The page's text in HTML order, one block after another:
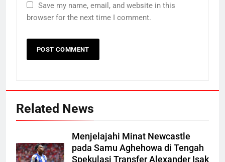
Save my name, email, and website in this
browser for the next time I comment.
Related News
Menjelajahi Minat Newcastle
pada Samu Aghehowa di Tengah
Spekulasi Transfer Alexander Isak